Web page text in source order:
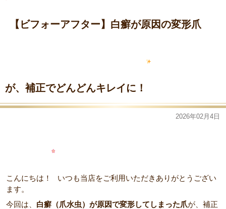
【ビフォーアフター】白癬が原因の変形爪
が、補正でどんどんキレイに！
2026年02月4日
こんにちは！
いつも当店をご利用いただきありがとうござい
ます。
今回は、 白癬（爪水虫）が原因で変形してしまった爪が、補正